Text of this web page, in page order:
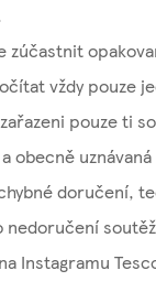
zúčastnit
vždy pouze
pouze ti
obecně
doručení,
Instagramu